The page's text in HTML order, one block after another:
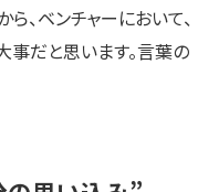
、ベンチャーにおいて、
事だと思います。言葉の